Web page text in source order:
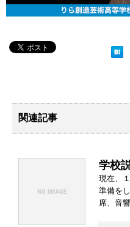
関連記事
学校
現在、
準備を
席、音